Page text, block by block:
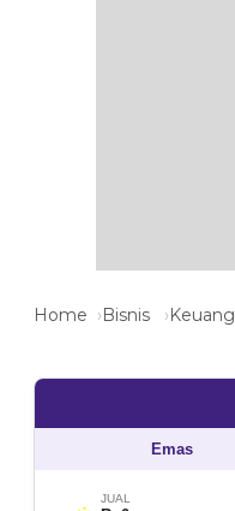
Home Bisnis
Emas
JUAL